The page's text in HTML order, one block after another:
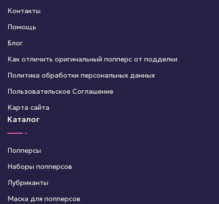
Контакты
Помощь
Блог
Как отличить оригинальный попперс от подделки
Политика обработки персональных данных
Пользовательское Соглашение
Карта сайта
Каталог
Попперсы
Наборы попперсов
Лубриканты
Маска для попперсов